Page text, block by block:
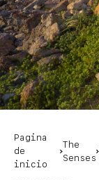
Pagina
de
inicio
The
Senses